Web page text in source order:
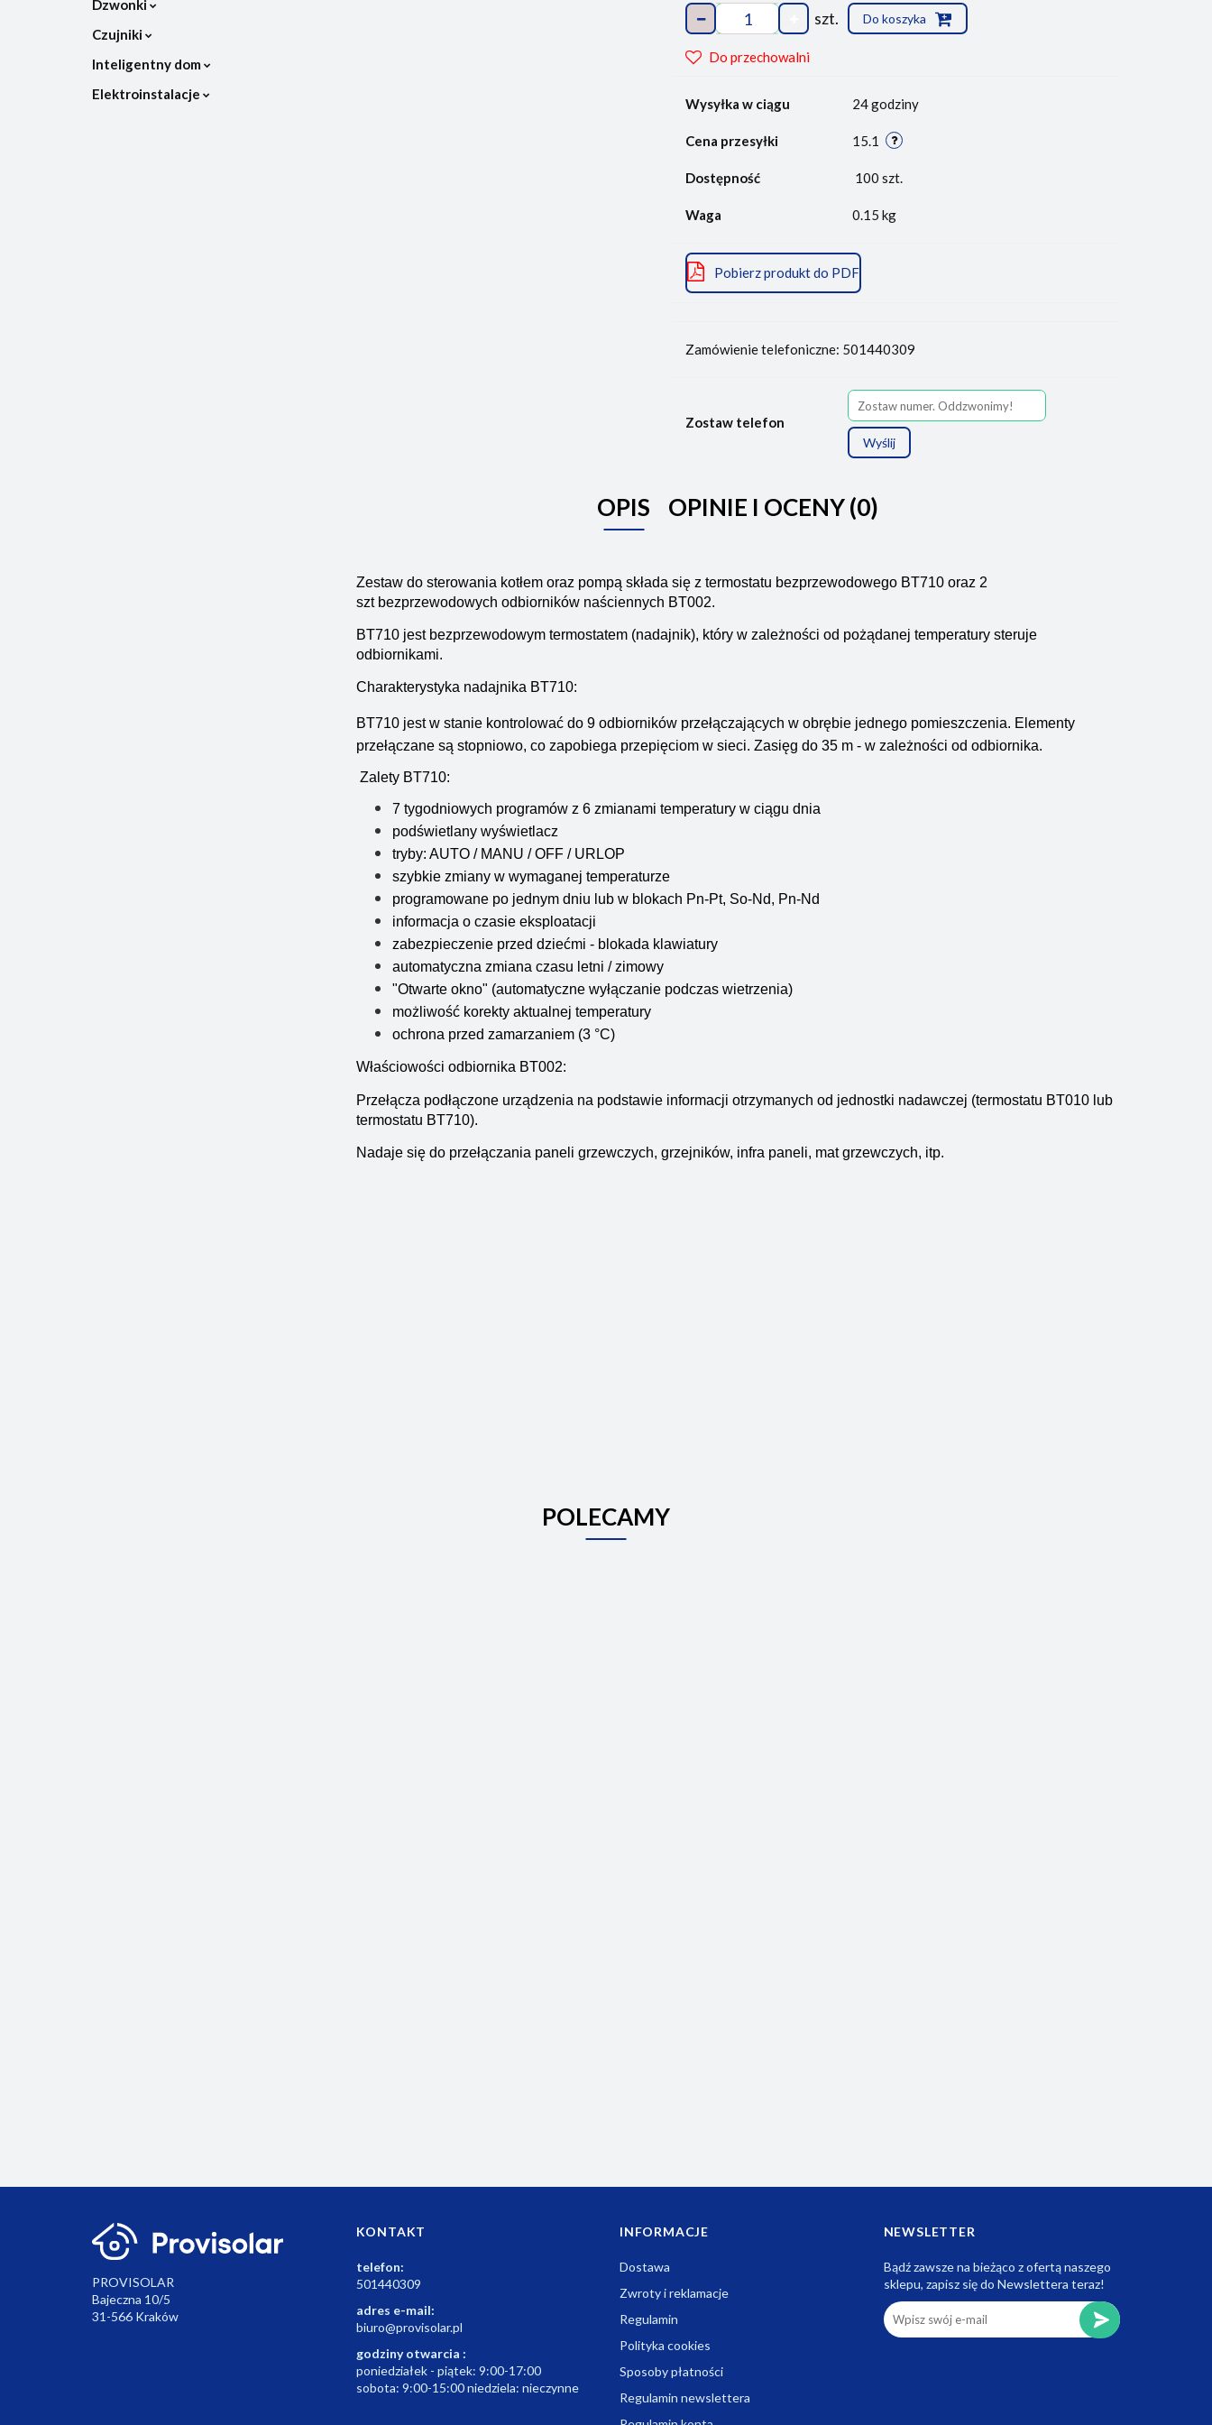
Dzwonki
Czujniki
Inteligentny dom
Elektroinstalacje
szt. Do koszyka
Do przechowalni
Wysyłka w ciągu 24 godziny
Cena przesyłki 15.1
Dostępność 100 szt.
Waga 0.15 kg
Pobierz produkt do PDF
Zamówienie telefoniczne: 501440309
Zostaw telefon
Wyślij
OPIS OPINIE I OCENY (0)
Zestaw do sterowania kotłem oraz pompą składa się z termostatu bezprzewodowego BT710 oraz 2
szt bezprzewodowych odbiorników naściennych BT002.
BT710 jest bezprzewodowym termostatem (nadajnik), który w zależności od pożądanej temperatury steruje
odbiornikami.
Charakterystyka nadajnika BT710:
BT710 jest w stanie kontrolować do 9 odbiorników przełączających w obrębie jednego pomieszczenia. Elementy
przełączane są stopniowo, co zapobiega przepięciom w sieci. Zasięg do 35 m - w zależności od odbiornika.
Zalety BT710:
7 tygodniowych programów z 6 zmianami temperatury w ciągu dnia
podświetlany wyświetlacz
tryby: AUTO / MANU / OFF / URLOP
szybkie zmiany w wymaganej temperaturze
programowane po jednym dniu lub w blokach Pn-Pt, So-Nd, Pn-Nd
informacja o czasie eksploatacji
zabezpieczenie przed dziećmi - blokada klawiatury
automatyczna zmiana czasu letni / zimowy
"Otwarte okno" (automatyczne wyłączanie podczas wietrzenia)
możliwość korekty aktualnej temperatury
ochrona przed zamarzaniem (3 °C)
Właściowości odbiornika BT002:
Przełącza podłączone urządzenia na podstawie informacji otrzymanych od jednostki nadawczej (termostatu BT010 lub
termostatu BT710).
Nadaje się do przełączania paneli grzewczych, grzejników, infra paneli, mat grzewczych, itp.
POLECAMY
PROVISOLAR
Bajeczna 10/5
31-566 Kraków
KONTAKT
telefon:
501440309
adres e-mail:
biuro@provisolar.pl
godziny otwarcia :
poniedziałek - piątek: 9:00-17:00
sobota: 9:00-15:00 niedziela: nieczynne
INFORMACJE
Dostawa
Zwroty i reklamacje
Regulamin
Polityka cookies
Sposoby płatności
Regulamin newslettera
NEWSLETTER
Bądź zawsze na bieżąco z ofertą naszego
sklepu, zapisz się do Newslettera teraz!